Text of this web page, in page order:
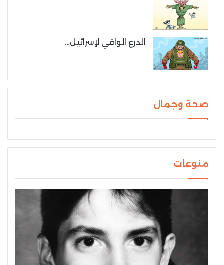
الدرع الواقي لإسرائيل…
صحة وجمال
منوعات